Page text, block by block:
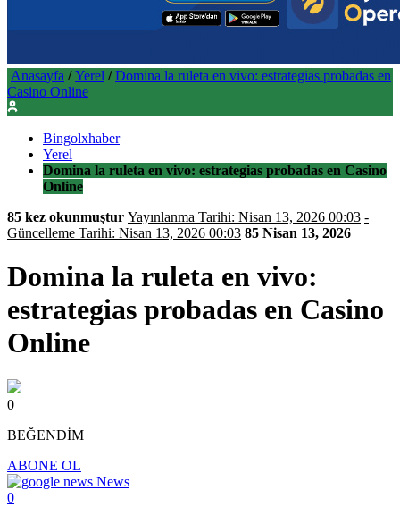
Anasayfa / Yerel / Domina la ruleta en vivo: estrategias probadas en
Casino Online
Bingolxhaber
Yerel
Domina la ruleta en vivo: estrategias probadas en Casino
Online
85 kez okunmuştur
Yayınlanma Tarihi: Nisan 13, 2026 00:03 -
Güncelleme Tarihi: Nisan 13, 2026 00:03 85 Nisan 13, 2026
Domina la ruleta en vivo:
estrategias probadas en Casino
Online
0
BEĞENDİM
ABONE OL
News
0